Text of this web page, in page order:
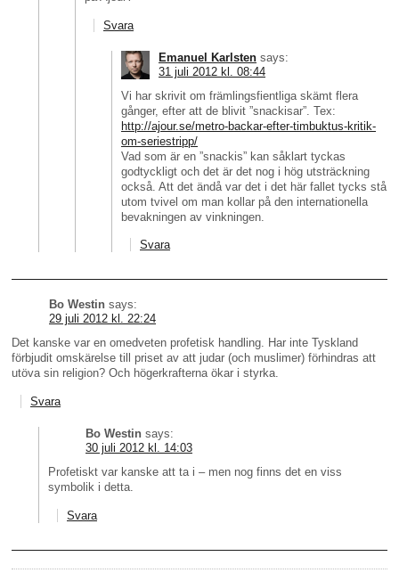
Svara
Emanuel Karlsten says:
31 juli 2012 kl. 08:44
Vi har skrivit om främlingsfientliga skämt flera
gånger, efter att de blivit ”snackisar”. Tex:
http://ajour.se/metro-backar-efter-timbuktus-kritik-
om-seriestripp/
Vad som är en ”snackis” kan såklart tyckas
godtyckligt och det är det nog i hög utsträckning
också. Att det ändå var det i det här fallet tycks stå
utom tvivel om man kollar på den internationella
bevakningen av vinkningen.
Svara
Bo Westin says:
29 juli 2012 kl. 22:24
Det kanske var en omedveten profetisk handling. Har inte Tyskland
förbjudit omskärelse till priset av att judar (och muslimer) förhindras att
utöva sin religion? Och högerkrafterna ökar i styrka.
Svara
Bo Westin says:
30 juli 2012 kl. 14:03
Profetiskt var kanske att ta i – men nog finns det en viss
symbolik i detta.
Svara